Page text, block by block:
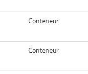
Conteneur
Conteneur